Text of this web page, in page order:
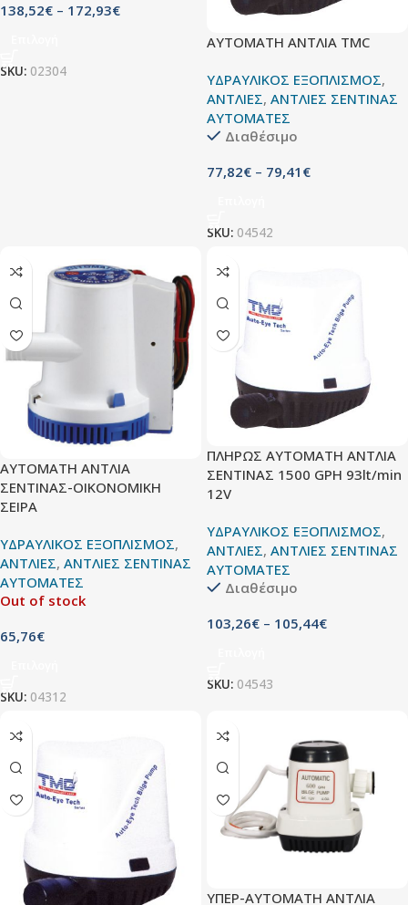
138,52€ – 172,93€
SKU: 02304
ΑΥΤΟΜΑΤΗ ΑΝTΛΙA TMC
ΥΔΡΑΥΛΙΚΟΣ ΕΞΟΠΛΙΣΜΟΣ,
ΑΝΤΛΙΕΣ, ΑΝΤΛΙΕΣ ΣΕΝΤΙΝΑΣ
ΑΥΤΟΜΑΤΕΣ
Διαθέσιμο
77,82€ – 79,41 €
SKU: 04542
ΑΥΤΟΜΑΤΗ ΑΝΤΛΙΑ
ΣΕΝΤΙΝΑΣ-ΟΙΚΟΝΟΜΙΚΗ
ΣΕΙΡΑ
ΥΔΡΑΥΛΙΚΟΣ ΕΞΟΠΛΙΣΜΟΣ,
ΑΝΤΛΙΕΣ, ΑΝΤΛΙΕΣ ΣΕΝΤΙΝΑΣ
ΑΥΤΟΜΑΤΕΣ
Out of stock
65,76€
SKU: 04312
ΠΛΗΡΩΣ ΑΥΤΟΜΑΤH ΑΝTΛΙA
ΣΕΝΤΙΝΑΣ 1500 GPH 93lt/min
12V
ΥΔΡΑΥΛΙΚΟΣ ΕΞΟΠΛΙΣΜΟΣ,
ΑΝΤΛΙΕΣ, ΑΝΤΛΙΕΣ ΣΕΝΤΙΝΑΣ
ΑΥΤΟΜΑΤΕΣ
Διαθέσιμο
103,26€ – 105,44€
SKU: 04543
ΥΠΕΡ-ΑΥΤΟΜΑΤΗ ΑΝΤΛΙA